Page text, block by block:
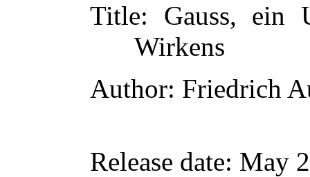
Title: Gauss, ein
Wirkens
Author: Friedrich
Release date: May